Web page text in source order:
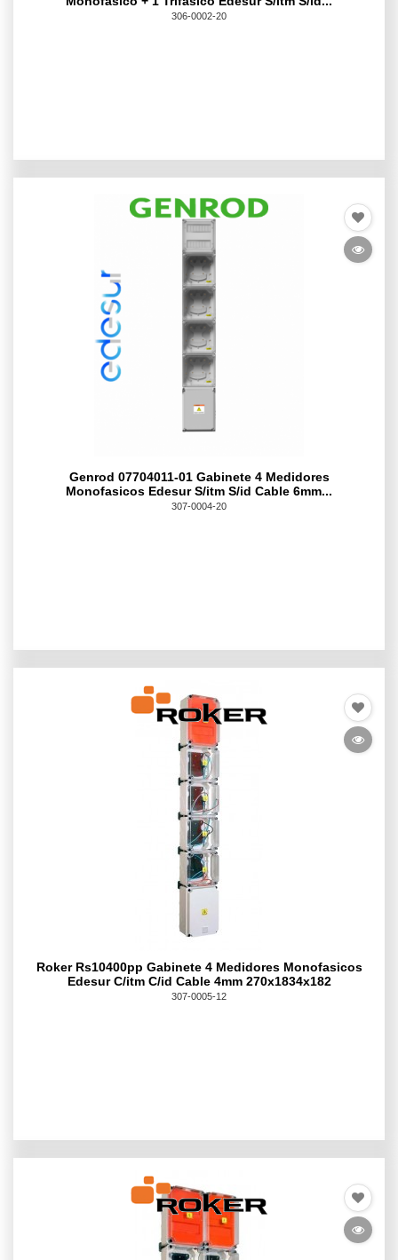
306-0002-20
Genrod 07704011-01 Gabinete 4 Medidores
Monofasicos Edesur S/itm S/id Cable 6mm...
307-0004-20
Roker Rs10400pp Gabinete 4 Medidores Monofasicos
Edesur C/itm C/id Cable 4mm 270x1834x182
307-0005-12